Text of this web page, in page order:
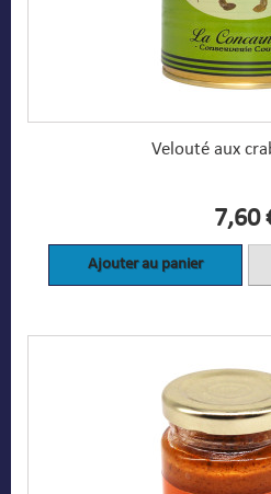
Velouté aux
7,60
Ajouter au panier